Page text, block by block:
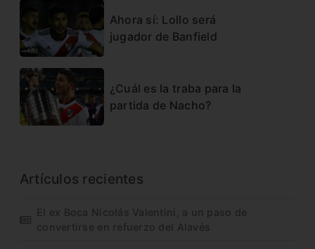
Ahora sí: Lollo será
jugador de Banfield
¿Cuál es la traba para la
partida de Nacho?
Artículos recientes
El ex Boca Nicolás Valentini, a un paso de
convertirse en refuerzo del Alavés